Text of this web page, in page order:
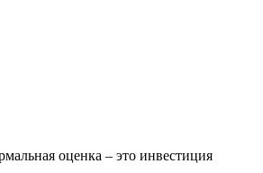
оценка – это инвестиция